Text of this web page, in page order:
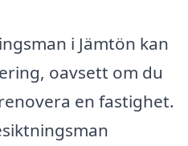
i Jämtön kan
oavsett om du
en fastighet.